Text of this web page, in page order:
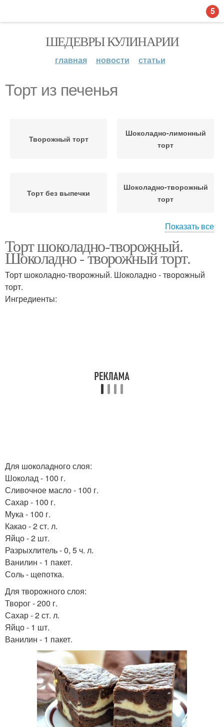
ШЕДЕВРЫ КУЛИНАРИИ
главная новости статьи
Торт из печенья
Творожный торт
Шоколадно-лимонный
торт
Торт без выпечки
Шоколадно-творожный
торт
Муссовый торт -творожный торт
Домашние торты
Торт в мире
Медово-ореховый торт
Показать все
Торт шоколадно-творожный.
Шоколадно - творожный торт.
Торт шоколадно-творожный. Шоколадно - творожный
торт.
Ингредиенты:
Для шоколадного слоя:
Шоколад - 100 г.
Сливочное масло - 100 г.
Сахар - 100 г.
Мука - 100 г.
Какао - 2 ст. л.
Яйцо - 2 шт.
Разрыхлитель - 0, 5 ч. л.
Ванилин - 1 пакет.
Соль - щепотка.
Для творожного слоя:
Творог - 200 г.
Сахар - 2 ст. л.
Яйцо - 1 шт.
Ванилин - 1 пакет.
5